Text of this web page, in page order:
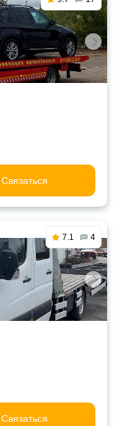
Связаться
7.1 4
Связаться